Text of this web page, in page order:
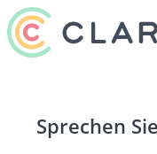
Sprechen